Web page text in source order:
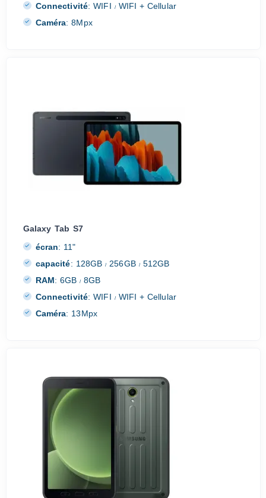
Connectivité: WIFI /WIFI + Cellular
Caméra: 8Mpx
Galaxy Tab S7
écran: 11"
capacité: 128GB/ 256GB /512GB
RAM: 6GB/ 8GB
Connectivité: WIFI /WIFI + Cellular
Caméra: 13Mpx